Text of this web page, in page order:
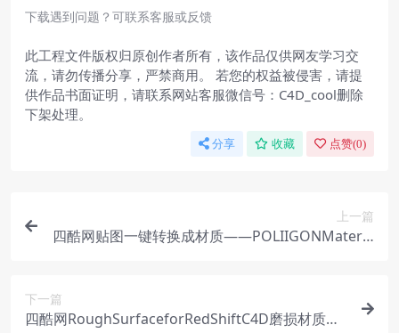
下载遇到问题？可联系客服或反馈
此工程文件版权归原创作者所有，该作品仅供网友学习交
流，请勿传播分享，严禁商用。 若您的权益被侵害，请提
供作品书面证明，请联系网站客服微信号：C4D_cool删除
下架处理。
分享 收藏 点赞(0)
上一篇
四酷网贴图一键转换成材质——POLIIGONMateria
下一篇
四酷网RoughSurfaceforRedShiftC4D磨损材质编